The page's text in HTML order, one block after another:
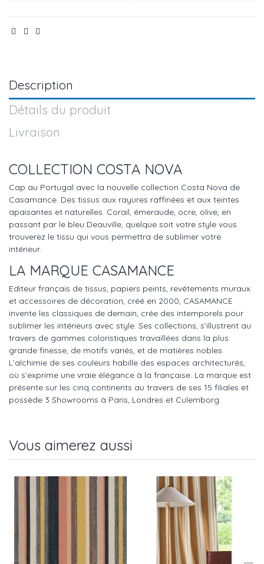
Description
Détails du produit
Livraison
COLLECTION COSTA NOVA
Cap au Portugal avec la nouvelle collection Costa Nova de
Casamance. Des tissus aux rayures raffinées et aux teintes
apaisantes et naturelles. Corail, émeraude, ocre, olive, en
passant par le bleu Deauville, quelque soit votre style vous
trouverez le tissu qui vous permettra de sublimer votre
intérieur.
LA MARQUE CASAMANCE
Editeur français de tissus, papiers peints, revêtements muraux
et accessoires de décoration, créé en 2000, CASAMANCE
invente les classiques de demain, crée des intemporels pour
sublimer les intérieurs avec style. Ses collections, s’illustrent au
travers de gammes coloristiques travaillées dans la plus
grande finesse, de motifs variés, et de matières nobles.
L’alchimie de ses couleurs habille des espaces architecturés,
où s’exprime une vraie élégance à la française. La marque est
présente sur les cinq continents au travers de ses 15 filiales et
possède 3 Showrooms à Paris, Londres et Culemborg.
Vous aimerez aussi